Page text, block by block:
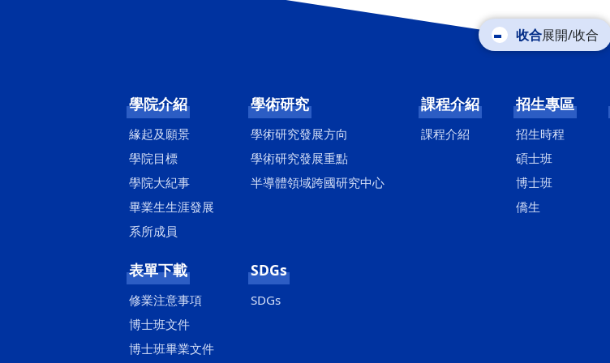
展開/收合
學院介紹
緣起及願景
學院目標
學院大紀事
畢業生生涯發展
系所成員
學術研究
學術研究發展方向
學術研究發展重點
半導體領域跨國研究中心
課程介紹
課程介紹
招生專區
招生時程
碩士班
博士班
僑生
表單下載
修業注意事項
博士班文件
博士班畢業文件
SDGs
SDGs